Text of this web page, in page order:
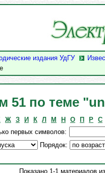
издания УдГУ
51 по теме
Ж З И К Л М Н О П Р С
первых символов:
Порядок:
Показано 1-1 материалов